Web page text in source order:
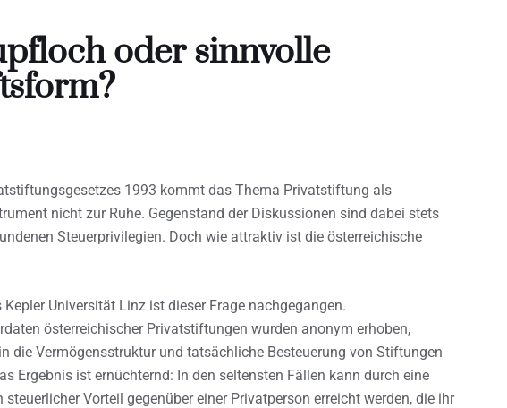
oder sinnvolle
1993 kommt das Thema Privatstiftung als
nicht zur Ruhe. Gegenstand der Diskussionen sind dabei stets
Steuerprivilegien. Doch wie attraktiv ist die österreichische
Universität Linz ist dieser Frage nachgegangen.
österreichischer Privatstiftungen wurden anonym erhoben,
die Vermögensstruktur und tatsächliche Besteuerung von Stiftungen
Ergebnis ist ernüchternd: In den seltensten Fällen kann durch eine
Vorteil gegenüber einer Privatperson erreicht werden, die ihr